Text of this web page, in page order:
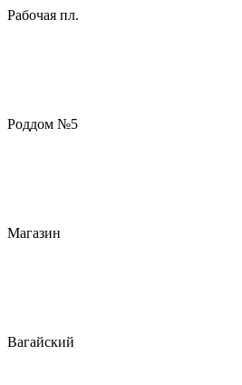
Рабочая пл.
Роддом №5
Магазин
Вагайский